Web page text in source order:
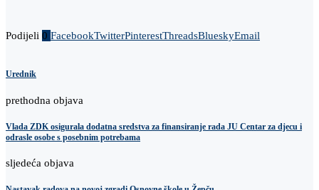
Podijeli 0 FacebookTwitterPinterestThreadsBlueskyEmail
Urednik
prethodna objava
Vlada ZDK osigurala dodatna sredstva za finansiranje rada JU Centar za djecu i
odrasle osobe s posebnim potrebama
sljedeća objava